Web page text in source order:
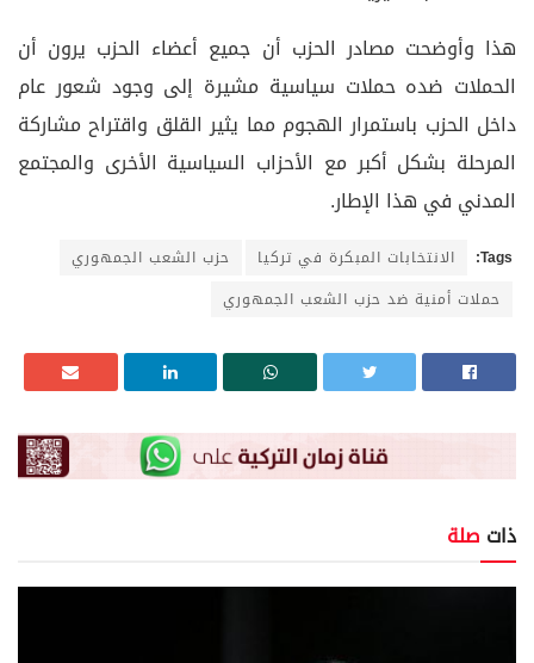
هذا وأوضحت مصادر الحزب أن جميع أعضاء الحزب يرون أن
الحملات ضده حملات سياسية مشيرة إلى وجود شعور عام
داخل الحزب باستمرار الهجوم مما يثير القلق واقتراح مشاركة
المرحلة بشكل أكبر مع الأحزاب السياسية الأخرى والمجتمع
المدني في هذا الإطار.
Tags: الانتخابات المبكرة في تركيا
حزب الشعب الجمهوري
حملات أمنية ضد حزب الشعب الجمهوري
ذات صلة